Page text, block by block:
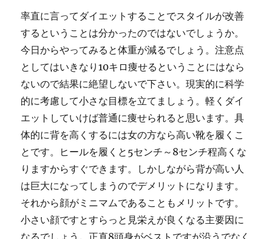
率直に言ってダイエットすることでスタイルが改善
するということは分かったのではないでしょうか。
今日からやってみると体重が減るでしょう。注意点
としてはいきなり10キロ痩せるということにはなら
ないので結果に絶望しないで下さい。現実的に科学
的に考慮して小さな目標を立てましょう。軽くダイ
エットしていけば普通に痩せられると思います。具
体的に背を高くするには女の方なら高い靴を履くこ
とです。ヒールを履くと5センチ～8センチ程高くな
りますからすぐできます。しかしながら背が高い人
は巨大になってしまうのでデメリットになります。
それから顔がミニマムであることもメリットです。
小さい顔ですとすらっと見栄えが良くなる主要因に
なるでしょう。正直8頭身がベストですが沿うでなく